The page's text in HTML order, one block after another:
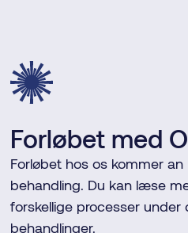
Forløbet med
Forløbet hos os kommer
behandling. Du kan læse
forskellige processer under
behandlinger.